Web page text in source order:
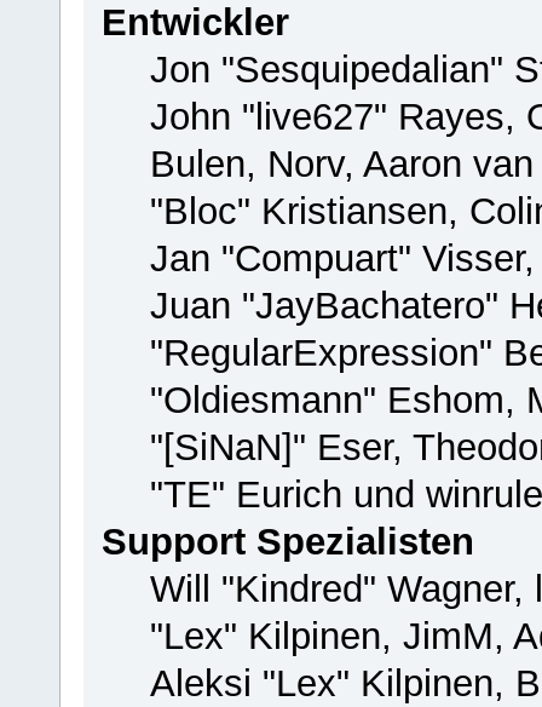
Entwickler
Jon "Sesquipedalian"
John "live627" Rayes,
Bulen, Norv, Aaron
"Bloc" Kristiansen,
Jan "Compuart"
Juan "JayBachatero"
"RegularExpression"
"Oldiesmann" Eshom,
"[SiNaN]" Eser,
"TE" Eurich und
Support Spezialisten
Will "Kindred"
"Lex" Kilpinen, JimM,
Aleksi "Lex" Kilpinen,